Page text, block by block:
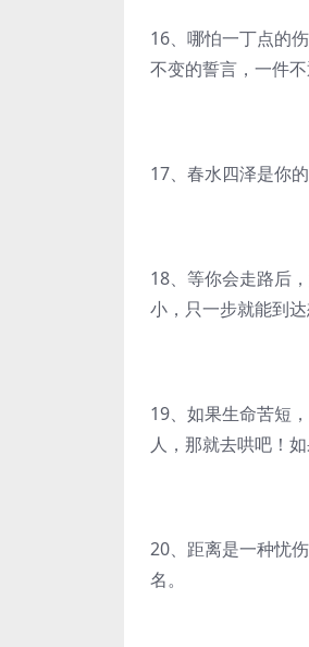
16、哪怕一丁点的
不变的誓言，一件
17、春水四泽是你
18、等你会走路后
小，只一步就能到
19、如果生命苦短
人，那就去哄吧！
20、距离是一种忧
名。